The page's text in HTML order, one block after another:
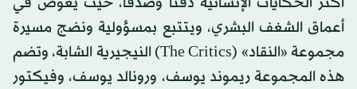
أعماق الشغف البشري، ويتتبع بمسؤولية ونضج مسيرة
مجموعة «النقاد» (The Critics) النيجيرية الشابة، وتضم
هذه المجموعة ريموند يوسف، ورونالد يوسف، وفيكتور